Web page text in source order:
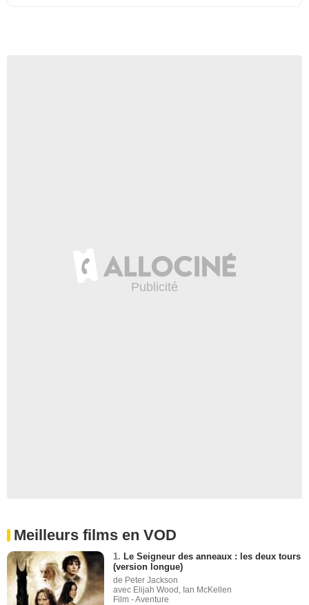
Meilleurs films en VOD
1. Le Seigneur des anneaux : les deux tours
(version longue)
de Peter Jackson
avec Elijah Wood, Ian McKellen
Film - Aventure